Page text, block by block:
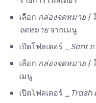
เลือก กล่องจดหมาย |
จดหมายจากเมนู
เปิดโฟลเดอร์ _Sentภ
เลือก กล่องจดหมาย |
เมนู
เปิดโฟลเดอร์ _Trash